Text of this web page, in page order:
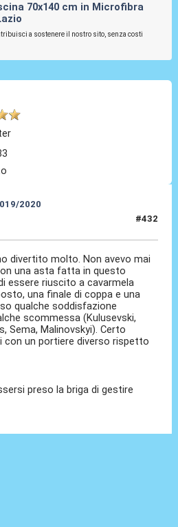
70x140 cm in Microfibra
a sostenere il nostro sito, senza costi
2020
#432
divertito molto. Non avevo mai
una asta fatta in questo
essere riuscito a cavarmela
una finale di coppa e una
qualche soddisfazione
scommessa (Kulusevski,
Sema, Malinovskyi). Certo
con un portiere diverso rispetto
preso la briga di gestire